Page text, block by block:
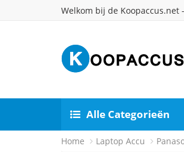
Welkom bij de Koopaccus.net
Alle Categorieën
Home Laptop Accu